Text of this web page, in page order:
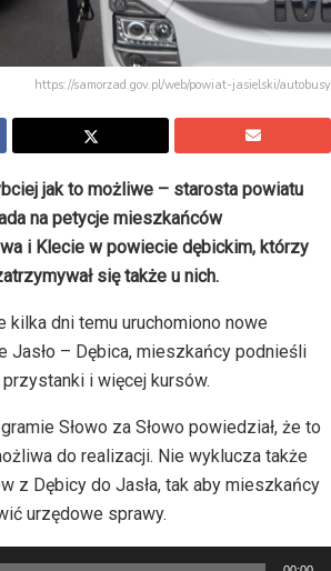
https://samorzad.gov.pl/web/powiat-jasielski/autobusy
jak to możliwe – starosta powiatu
na petycje mieszkańców
i Klecie w powiecie dębickim, którzy
się także u nich.
kilka dni temu uruchomiono nowe
Jasło – Dębica, mieszkańcy podnieśli
i więcej kursów.
Słowo za Słowo powiedział, że to
do realizacji. Nie wyklucza także
z Dębicy do Jasła, tak aby mieszkańcy
urzędowe sprawy.